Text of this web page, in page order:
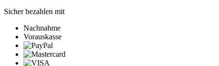
Sicher bezahlen mit
Nachnahme
Vorauskasse